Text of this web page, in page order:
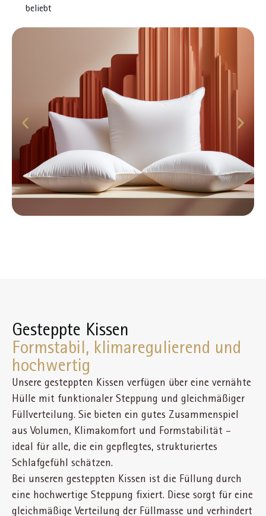
beliebt
Gesteppte Kissen
Formstabil, klimaregulierend und
hochwertig
Unsere gesteppten Kissen verfügen über eine vernähte
Hülle mit funktionaler Steppung und gleichmäßiger
Füllverteilung. Sie bieten ein gutes Zusammenspiel
aus Volumen, Klimakomfort und Formstabilität –
ideal für alle, die ein gepflegtes, strukturiertes
Schlafgefühl schätzen.
Bei unseren gesteppten Kissen ist die Füllung durch
eine hochwertige Steppung fixiert. Diese sorgt für eine
gleichmäßige Verteilung der Füllmasse und verhindert